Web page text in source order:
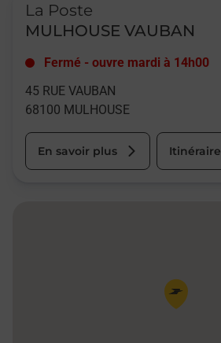
La Poste
MULHOUSE VAUBAN
Fermé - ouvre mardi à 14h00
45 RUE VAUBAN
68100 MULHOUSE
En savoir plus Itinéraire
Pin de la carte